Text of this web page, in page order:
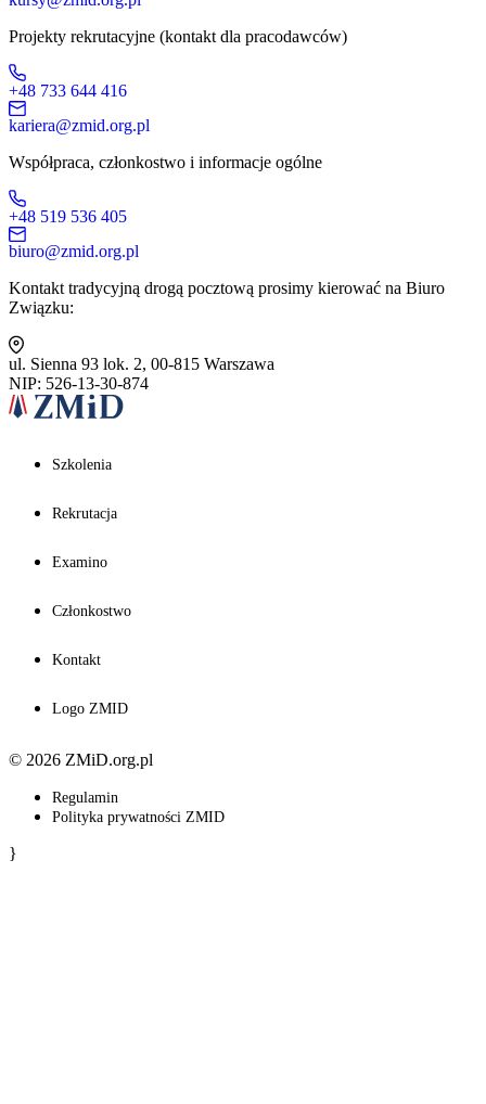
Projekty rekrutacyjne (kontakt dla pracodawców)
+48 733 644 416
kariera@zmid.org.pl
Współpraca, członkostwo i informacje ogólne
+48 519 536 405
biuro@zmid.org.pl
Kontakt tradycyjną drogą pocztową prosimy kierować na Biuro
Związku:
ul. Sienna 93 lok. 2, 00-815 Warszawa
NIP: 526-13-30-874
Szkolenia
Rekrutacja
Examino
Członkostwo
Kontakt
Logo ZMID
© 2026 ZMiD.org.pl
Regulamin
Polityka prywatności ZMID
}